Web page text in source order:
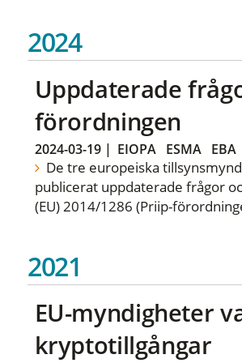
2024
Uppdaterade
förordningen
2024-03-19| EIOPA ESMA EBA
De tre europeiska
publicerat uppdaterade frågor
(EU) 2014/1286 (Priip-
2021
EU-myndigheter
kryptotillgångar